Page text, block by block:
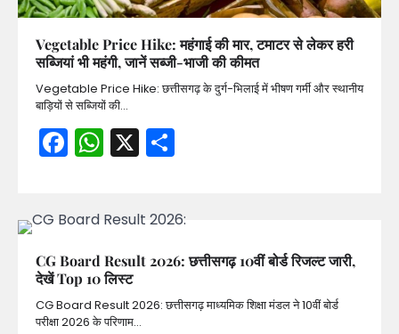
Vegetable Price Hike: महंगाई की मार, टमाटर से लेकर हरी
सब्जियां भी महंगी, जानें सब्जी-भाजी की कीमत
Vegetable Price Hike: छत्तीसगढ़ के दुर्ग-भिलाई में भीषण गर्मी और स्थानीय
बाड़ियों से सब्जियों की…
Facebook
WhatsApp
X
CG Board Result 2026: छत्तीसगढ़ 10वीं बोर्ड रिजल्ट जारी,
देखें Top 10 लिस्ट
CG Board Result 2026: छत्तीसगढ़ माध्यमिक शिक्षा मंडल ने 10वीं बोर्ड
परीक्षा 2026 के परिणाम…